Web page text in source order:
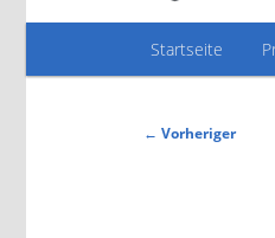
Startseite
← Vorheriger